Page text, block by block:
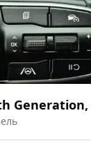
Generation,